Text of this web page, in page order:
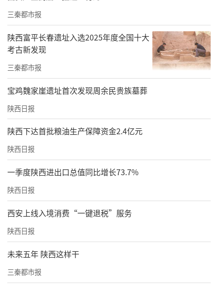
三秦都市报
陕西富平长春遗址入选2025年度全国十大
考古新发现
三秦都市报
宝鸡魏家崖遗址首次发现周余民贵族墓葬
陕西日报
陕西下达首批粮油生产保障资金2.4亿元
陕西日报
一季度陕西进出口总值同比增长73.7%
陕西日报
西安上线入境消费“一键退税”服务
陕西日报
未来五年 陕西这样干
三秦都市报